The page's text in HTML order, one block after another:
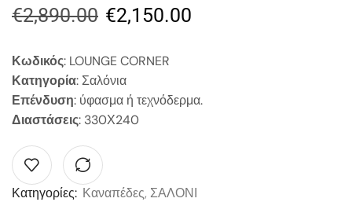
€2,890.00 €2,150.00
Κωδικός: LOUNGE CORNER
Κατηγορία: Σαλόνια
Επένδυση: ύφασμα ή τεχνόδερμα.
Διαστάσεις: 330Χ240
Κατηγορίες: Καναπέδες, ΣΑΛΟΝΙ